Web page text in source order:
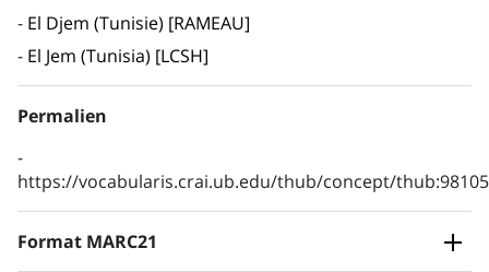
El Djem (Tunisie) [RAMEAU]
El Jem (Tunisia) [LCSH]
Permalien
https://vocabularis.crai.ub.edu/thub/concept/
Format MARC21